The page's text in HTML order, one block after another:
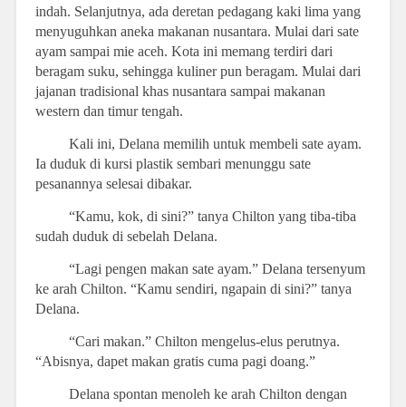
indah. Selanjutnya, ada deretan pedagang kaki lima yang
menyuguhkan aneka makanan nusantara. Mulai dari sate
ayam sampai mie aceh. Kota ini memang terdiri dari
beragam suku, sehingga kuliner pun beragam. Mulai dari
jajanan tradisional khas nusantara sampai makanan
western dan timur tengah.
Kali ini, Delana memilih untuk membeli sate ayam.
Ia duduk di kursi plastik sembari menunggu sate
pesanannya selesai dibakar.
“Kamu, kok, di sini?” tanya Chilton yang tiba-tiba
sudah duduk di sebelah Delana.
“Lagi pengen makan sate ayam.” Delana tersenyum
ke arah Chilton. “Kamu sendiri, ngapain di sini?” tanya
Delana.
“Cari makan.” Chilton mengelus-elus perutnya.
“Abisnya, dapet makan gratis cuma pagi doang.”
Delana spontan menoleh ke arah Chilton dengan